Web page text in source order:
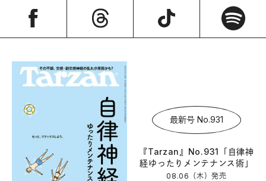
最新号 No.931
『Tarzan』No.931「自律神
経ゆったりメンテナンス術」
08.06（木）発売